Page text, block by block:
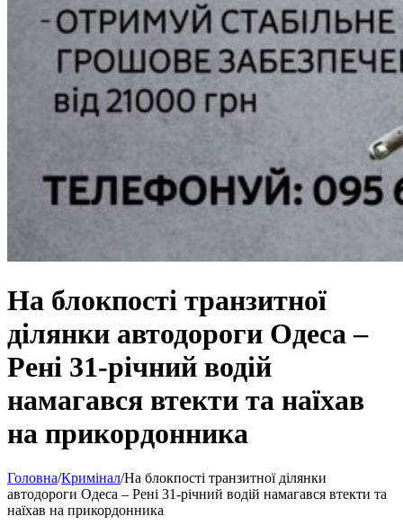
На блокпості транзитної
ділянки автодороги Одеса –
Рені 31-річний водій
намагався втекти та наїхав
на прикордонника
Головна/Кримінал/На блокпості транзитної ділянки
автодороги Одеса – Рені 31-річний водій намагався втекти та
наїхав на прикордонника